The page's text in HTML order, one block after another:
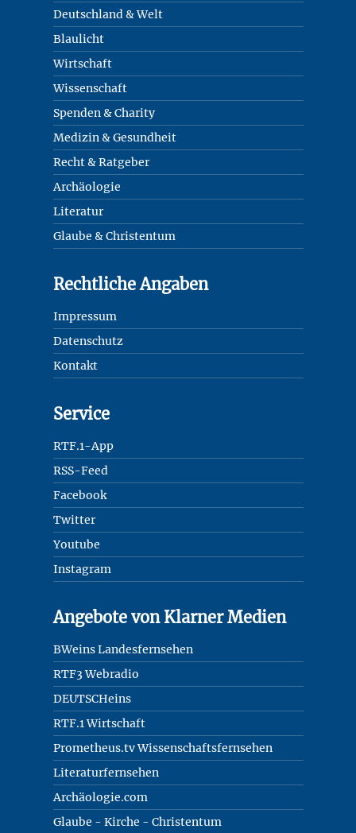
Deutschland & Welt
Blaulicht
Wirtschaft
Wissenschaft
Spenden & Charity
Medizin & Gesundheit
Recht & Ratgeber
Archäologie
Literatur
Glaube & Christentum
Rechtliche Angaben
Impressum
Datenschutz
Kontakt
Service
RTF.1-App
RSS-Feed
Facebook
Twitter
Youtube
Instagram
Angebote von Klarner Medien
BWeins Landesfernsehen
RTF3 Webradio
DEUTSCHeins
RTF.1 Wirtschaft
Prometheus.tv Wissenschaftsfernsehen
Literaturfernsehen
Archäologie.com
Glaube - Kirche - Christentum